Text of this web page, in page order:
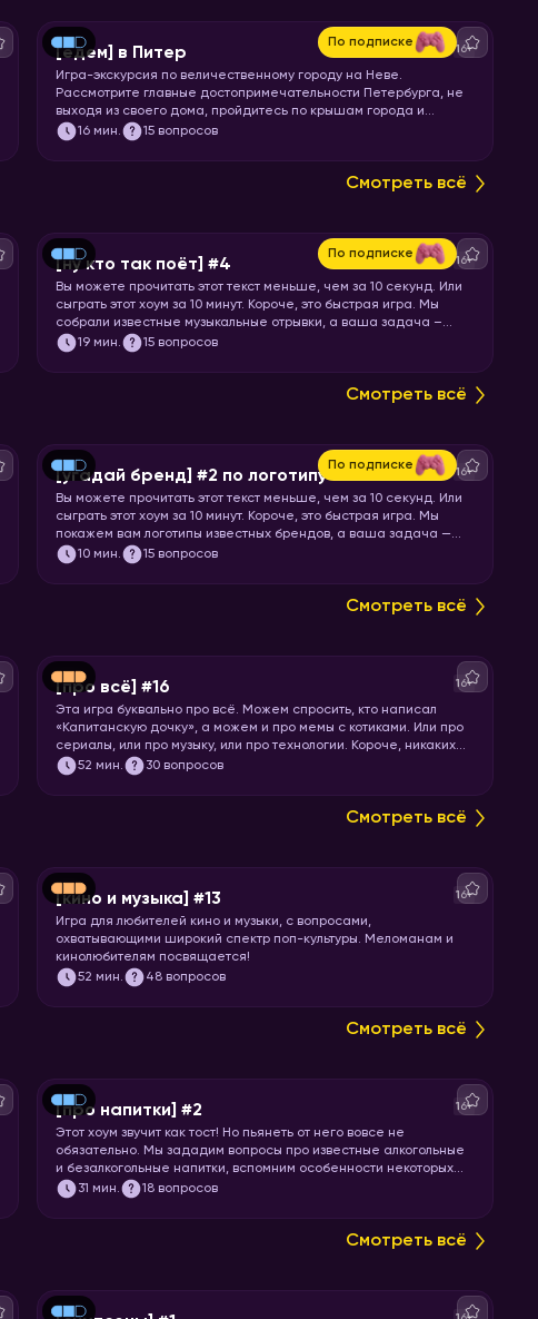
По подписке
[едем] в Питер 16+
Игра-экскурсия по величественному городу на Неве.
Рассмотрите главные достопримечательности Петербурга, не
выходя из своего дома, пройдитесь по крышам города и
почувствуйте свежесть Финского залива. Перекусите
16 мин. 15 вопросов
Смотреть всё
По подписке
[ну кто так поёт] #4 16+
Вы можете прочитать этот текст меньше, чем за 10 секунд. Или
сыграть этот хоум за 10 минут. Короче, это быстрая игра. Мы
собрали известные музыкальные отрывки, а ваша задача –
угадать исполнителя или группу.
19 мин. 15 вопросов
Смотреть всё
По подписке
[угадай бренд] #2 по логотипу 16+
Вы можете прочитать этот текст меньше, чем за 10 секунд. Или
сыграть этот хоум за 10 минут. Короче, это быстрая игра. Мы
покажем вам логотипы известных брендов, а ваша задача —
угадать бренд.
10 мин. 15 вопросов
Смотреть всё
[про всё] #16 16+
Эта игра буквально про всё. Можем спросить, кто написал
«Капитанскую дочку», а можем и про мемы с котиками. Или про
сериалы, или про музыку, или про технологии. Короче, никаких
специфических знаний не требуется! Только вы и ваше
52 мин. 30 вопросов
Смотреть всё
[кино и музыка] #13 16+
Игра для любителей кино и музыки, с вопросами,
охватывающими широкий спектр поп-культуры. Меломанам и
кинолюбителям посвящается!
52 мин. 48 вопросов
Смотреть всё
[про напитки] #2 16+
Этот хоум звучит как тост! Но пьянеть от него вовсе не
обязательно. Мы зададим вопросы про известные алкогольные
и безалкогольные напитки, вспомним особенности некоторых
коктейлей и утолим вашу жажду знаний. Запускайте игру!
31 мин. 18 вопросов
Смотреть всё